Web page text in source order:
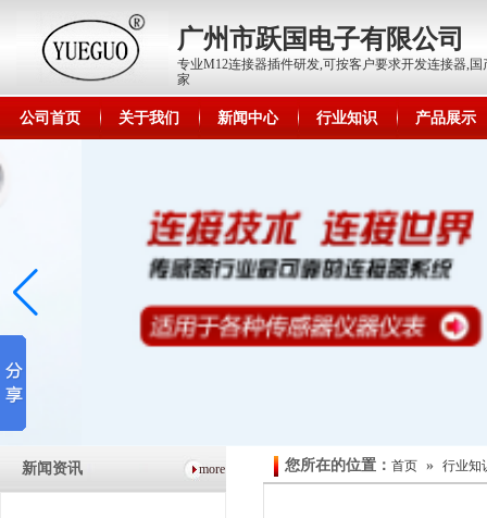
广州市跃国电子有限公司
专业M12连接器插件研发,可按客户要求开发连接器,
家
公司首页 关于我们 新闻中心 行业知识 产品展示
新闻资讯 more 您所在的位置： 首页 » 行业知